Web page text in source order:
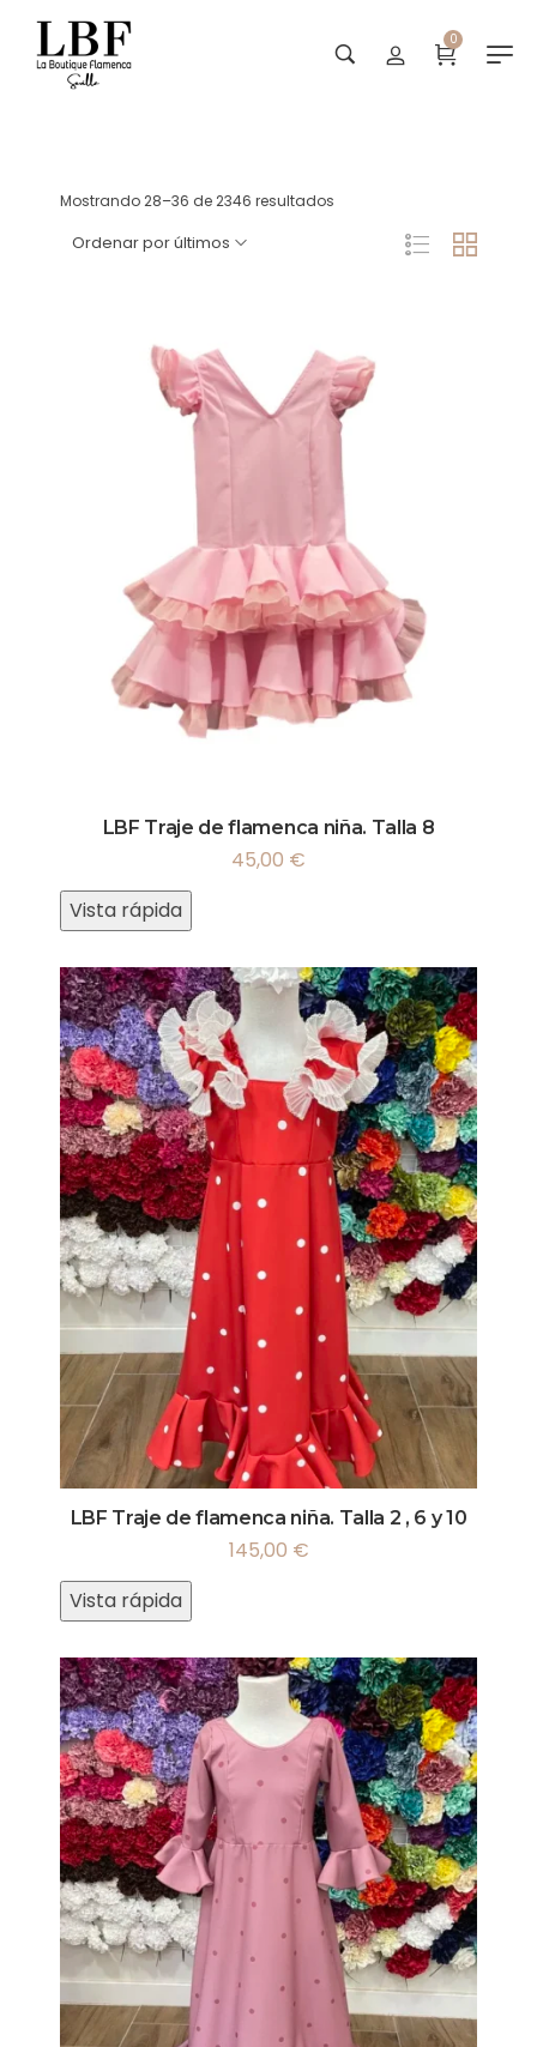
0
Mostrando 28–36 de 2346 resultados
Ordenar por últimos
LBF Traje de flamenca niña. Talla 8
45,00 €
Vista rápida
LBF Traje de flamenca niña. Talla 2 , 6 y 10
145,00 €
Vista rápida